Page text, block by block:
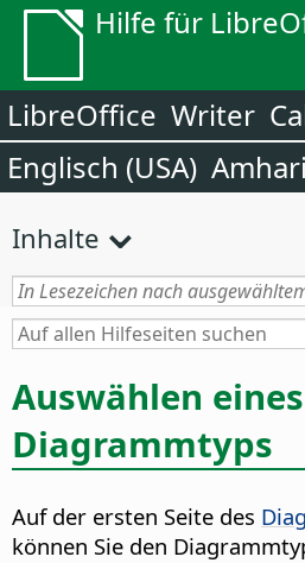
Hilfe für
LibreOffice Writer
Englisch (USA)
Inhalte
Auswählen eines
Diagrammtyps
Auf der ersten Seite des
können Sie den